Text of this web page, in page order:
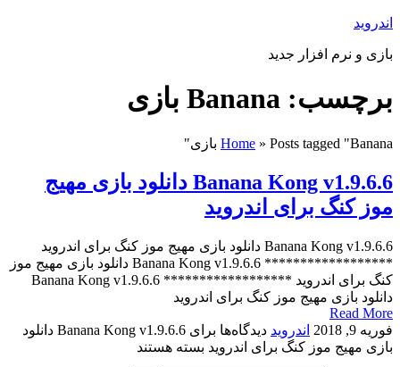
اندروید
بازی و نرم افزار جدید
برچسب: Banana بازی
Home » Posts tagged "Banana بازی"
Banana Kong v1.9.6.6 دانلود بازی مهیج
موز کنگ برای اندروید
Banana Kong v1.9.6.6 دانلود بازی مهیج موز کنگ برای اندروید
****************** Banana Kong v1.9.6.6 دانلود بازی مهیج موز
کنگ برای اندروید ****************** Banana Kong v1.9.6.6
دانلود بازی مهیج موز کنگ برای اندروید
Read More
فوریه 9, 2018
اندروید دیدگاه‌ها
برای Banana Kong v1.9.6.6 دانلود
بازی مهیج موز کنگ برای اندروید بسته هستند